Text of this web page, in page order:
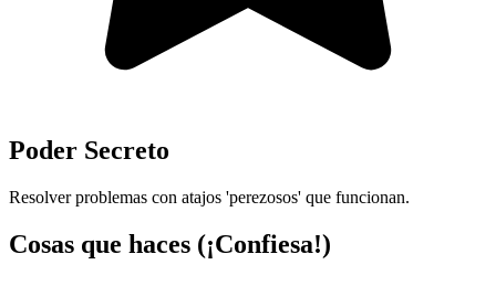
Poder Secreto
Resolver problemas con atajos 'perezosos' que funcionan.
Cosas que haces (¡Confiesa!)